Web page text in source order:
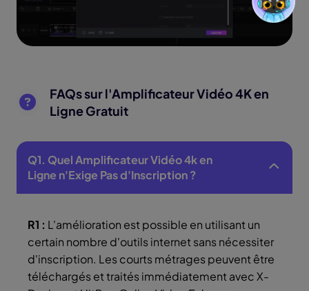
FAQs sur l'Amplificateur Vidéo 4K en
Ligne Gratuit
Q1. Quel Amplificateur Vidéo 4k en
Ligne n'Exige Pas d'Inscription ?
R1 : L'amélioration est possible en utilisant un
certain nombre d'outils internet sans nécessiter
d'inscription. Les courts métrages peuvent être
téléchargés et traités immédiatement avec X-